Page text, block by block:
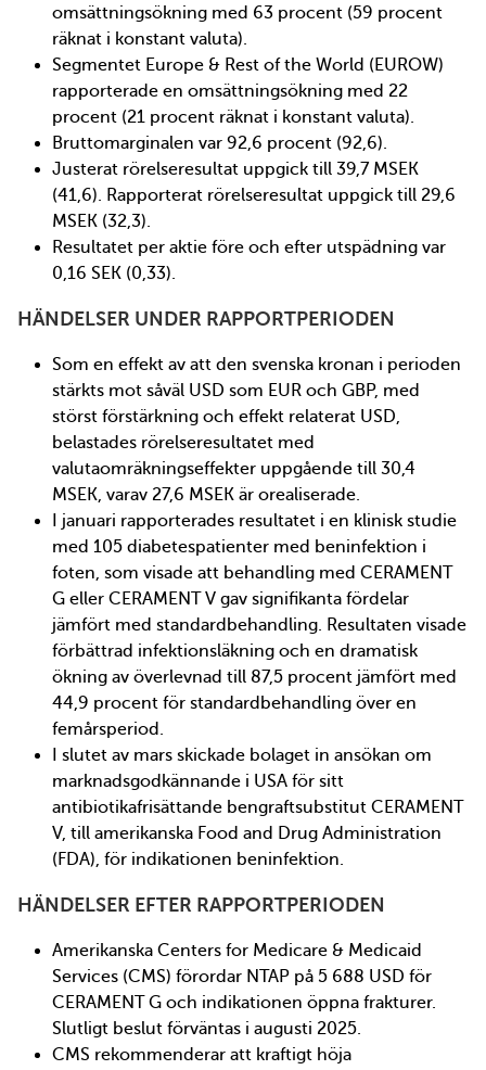
omsättningsökning med 63 procent (59 procent
räknat i konstant valuta).
Segmentet Europe & Rest of the World (EUROW)
rapporterade en omsättningsökning med 22
procent (21 procent räknat i konstant valuta).
Bruttomarginalen var 92,6 procent (92,6).
Justerat rörelseresultat uppgick till 39,7 MSEK
(41,6). Rapporterat rörelseresultat uppgick till 29,6
MSEK (32,3).
Resultatet per aktie före och efter utspädning var
0,16 SEK (0,33).
HÄNDELSER UNDER RAPPORTPERIODEN
Som en effekt av att den svenska kronan i perioden
stärkts mot såväl USD som EUR och GBP, med
störst förstärkning och effekt relaterat USD,
belastades rörelseresultatet med
valutaomräkningseffekter uppgående till 30,4
MSEK, varav 27,6 MSEK är orealiserade.
I januari rapporterades resultatet i en klinisk studie
med 105 diabetespatienter med beninfektion i
foten, som visade att behandling med CERAMENT
G eller CERAMENT V gav signifikanta fördelar
jämfört med standardbehandling. Resultaten visade
förbättrad infektionsläkning och en dramatisk
ökning av överlevnad till 87,5 procent jämfört med
44,9 procent för standardbehandling över en
femårsperiod.
I slutet av mars skickade bolaget in ansökan om
marknadsgodkännande i USA för sitt
antibiotikafrisättande bengraftsubstitut CERAMENT
V, till amerikanska Food and Drug Administration
(FDA), för indikationen beninfektion.
HÄNDELSER EFTER RAPPORTPERIODEN
Amerikanska Centers for Medicare & Medicaid
Services (CMS) förordar NTAP på 5 688 USD för
CERAMENT G och indikationen öppna frakturer.
Slutligt beslut förväntas i augusti 2025.
CMS rekommenderar att kraftigt höja